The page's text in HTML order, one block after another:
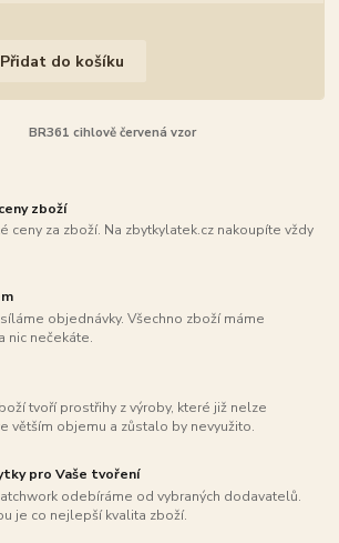
Přidat do košíku
BR361 cihlově červená vzor
zboží
ceny za zboží. Na zbytkylatek.cz nakoupíte vždy
objednávky. Všechno zboží máme
nic nečekáte.
tvoří prostřihy z výroby, které již nelze
větším objemu a zůstalo by nevyužito.
pro Vaše tvoření
odebíráme od vybraných dodavatelů.
je co nejlepší kvalita zboží.